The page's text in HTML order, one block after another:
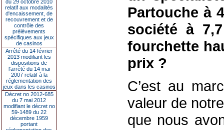
du 29 octobre 2010
relatif aux modalités
d'encaissement, de
recouvrement et de
contrôle des
prélèvements
spécifiques aux jeux
de casinos
Arrêté du 14 février
2013 modifiant les
dispositions de
l'arrêté du 14 mai
2007 relatif à la
réglementation des
jeux dans les casinos
Décret no 2012-685
du 7 mai 2012
modifiant le décret no
59-1489 du 22
décembre 1959
portant
Partouche à
société à
fourchette
prix ?
C’est au
valeur de
que nous